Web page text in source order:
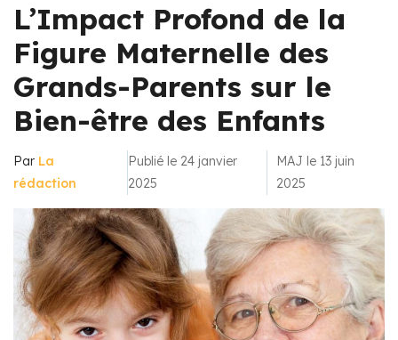
L’Impact Profond de la
Figure Maternelle des
Grands-Parents sur le
Bien-être des Enfants
Par La
rédaction
Publié le 24 janvier
2025
MAJ le 13 juin
2025